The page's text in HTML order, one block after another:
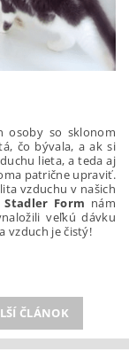
osoby so sklonom
čo bývala, a ak si
lieta, a teda aj
patrične upraviť.
vzduchu v našich
Stadler Form nám
veľkú dávku
vzduch je čistý!
ČLÁNOK